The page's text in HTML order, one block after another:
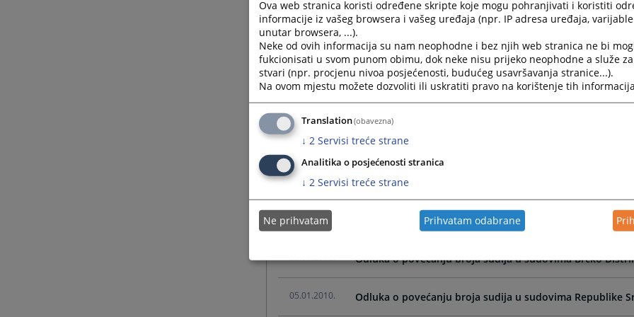
19.11.2020.
Mišljenje na Nacrt zakona o izmjenama i dopunama
19.11.2020. Mišljenje na Nacrt zakona o zaštiti prava na suđenje u
01.09.2011. Odluke VSTV-a BiH o uspostavljanju strukturiranog
29.01.2010. Odluka o implementaciji Modula za pristup sudskim
05.01.2010. Odluka o povećanju broja sudija u sudovima
05.01.2010. Odluka o povećanju broja sudija u Vrhovnom sudu
05.01.2010. Odluka o povećanju broja sudija u sudovima Brčko
05.01.2010. Odluka o povećanju broja sudija u sudovima Republike
Ova web stranica koristi određene skripte koje mogu pohranjivati i koristiti
informacije iz vašeg browsera i vašeg uređaja (npr. IP adresa uređaja,
unutar browsera, ...).
Neke od ovih informacija su nam neophodne i bez njih web stranica ne bi
fukcionisati u svom punom obimu, dok neke nisu prijeko neophodne a služe
stvari (npr. procjenu nivoa posjećenosti, budućeg usavršavanja stranice...).
Na ovom mjestu možete dozvoliti ili uskratiti pravo na korištenje tih
Translation(obavezna)
↓ 2 Servisi treće strane
Analitika o posjećenosti stranica
↓ 2 Servisi treće strane
Ne prihvatam Prihvatam odabrane